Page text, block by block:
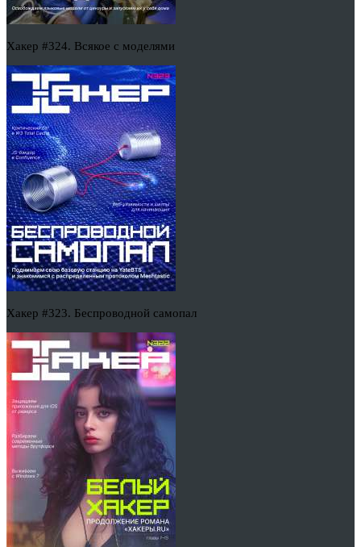
Хакер #324. Всякое с моделями
Хакер #323. Беспроводной самопал